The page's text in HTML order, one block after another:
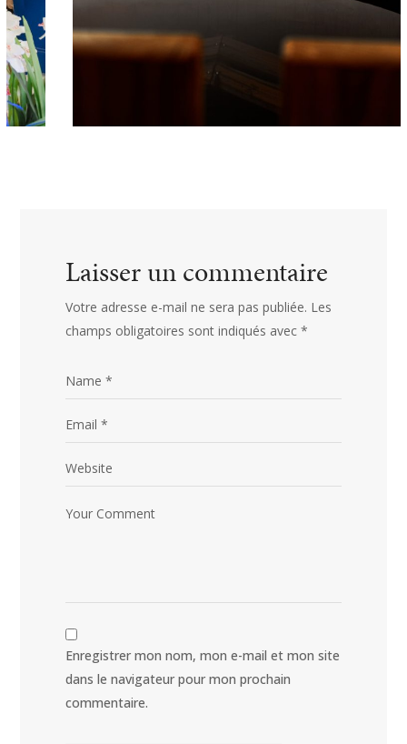
Laisser un commentaire
Votre adresse e-mail ne sera pas publiée. Les
champs obligatoires sont indiqués avec*
Enregistrer mon nom, mon e-mail et mon site
dans le navigateur pour mon prochain
commentaire.